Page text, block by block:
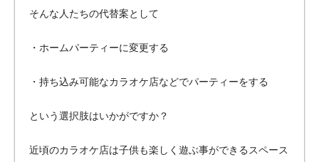
そんな人たちの代替案として
・ホームパーティーに変更する
・持ち込み可能なカラオケ店などでパーティーをする
という選択肢はいかがですか？
近頃のカラオケ店は子供も楽しく遊ぶ事ができるスペース